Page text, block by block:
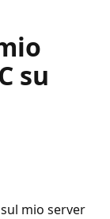
su
mio server